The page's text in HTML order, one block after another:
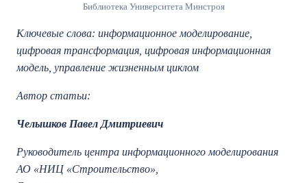
Библиотека Университета Минстроя
Ключевые слова: информационное моделирование,
цифровая трансформация, цифровая информационная
модель, управление жизненным циклом
Автор статьи:
Челышков Павел Дмитриевич
Руководитель центра информационного моделирования
АО «НИЦ «Строительство»,